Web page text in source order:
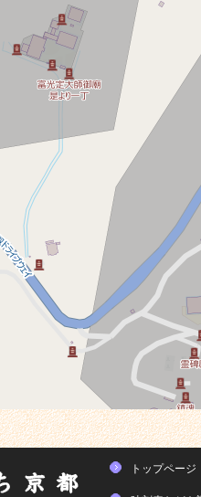
トップページ